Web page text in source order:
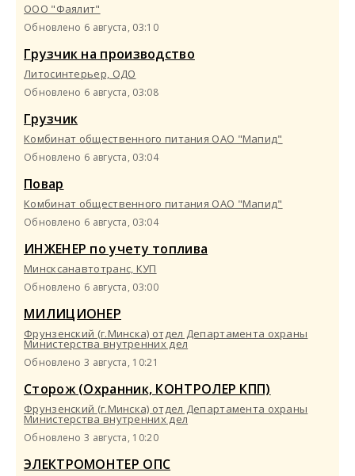
ООО "Фаялит"
Обновлено 6 августа, 03:10
Грузчик на производство
Литосинтерьер, ОДО
Обновлено 6 августа, 03:08
Грузчик
Комбинат общественного питания ОАО "Мапид"
Обновлено 6 августа, 03:04
Повар
Комбинат общественного питания ОАО "Мапид"
Обновлено 6 августа, 03:04
ИНЖЕНЕР по учету топлива
Минсксанавтотранс, КУП
Обновлено 6 августа, 03:00
МИЛИЦИОНЕР
Фрунзенский (г.Минска) отдел Департамента охраны
Министерства внутренних дел
Обновлено 3 августа, 10:21
Сторож (Охранник, КОНТРОЛЕР КПП)
Фрунзенский (г.Минска) отдел Департамента охраны
Министерства внутренних дел
Обновлено 3 августа, 10:20
ЭЛЕКТРОМОНТЕР ОПС